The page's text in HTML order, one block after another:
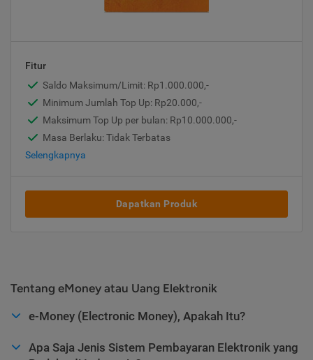
Fitur
Saldo Maksimum/Limit: Rp1.000.000,-
Minimum Jumlah Top Up: Rp20.000,-
Maksimum Top Up per bulan: Rp10.000.000,-
Masa Berlaku: Tidak Terbatas
Selengkapnya
Dapatkan Produk
Tentang eMoney atau Uang Elektronik
e-Money (Electronic Money), Apakah Itu?
Apa Saja Jenis Sistem Pembayaran Elektronik yang